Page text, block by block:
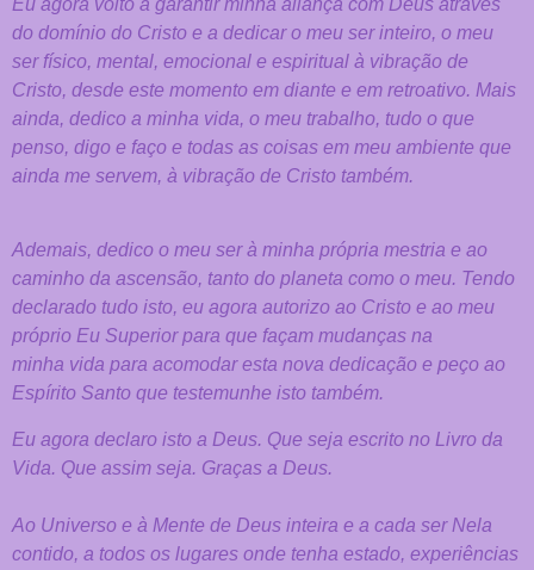
do domínio do Cristo e a dedicar o meu ser inteiro, o meu
ser físico, mental, emocional e espiritual à vibração de
Cristo, desde este momento em diante e em retroativo. Mais
ainda, dedico a minha vida, o meu trabalho, tudo o que
penso, digo e faço e todas as coisas em meu ambiente que
ainda me servem, à vibração de Cristo também.
Ademais, dedico o meu ser à minha própria mestria e ao
caminho da ascensão, tanto do planeta como o meu. Tendo
declarado tudo isto, eu agora autorizo ao Cristo e ao meu
próprio Eu Superior para que façam mudanças na
minha vida para acomodar esta nova dedicação e peço ao
Espírito Santo que testemunhe isto também.
Eu agora declaro isto a Deus. Que seja escrito no Livro da
Vida. Que assim seja. Graças a Deus.
Ao Universo e à Mente de Deus inteira e a cada ser Nela
contido, a todos os lugares onde tenha estado, experiências